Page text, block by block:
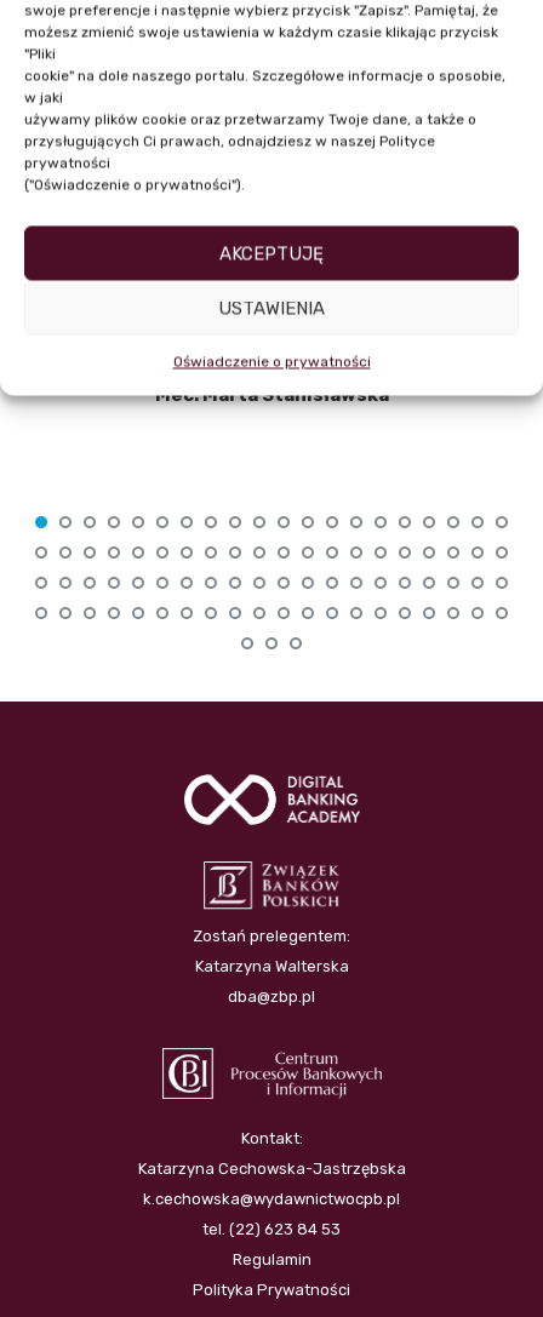
swoje preferencje i następnie wybierz przycisk "Zapisz". Pamiętaj, że
możesz zmienić swoje ustawienia w każdym czasie klikając przycisk
"Pliki
cookie" na dole naszego portalu. Szczegółowe informacje o sposobie,
w jaki
używamy plików cookie oraz przetwarzamy Twoje dane, a także o
przysługujących Ci prawach, odnajdziesz w naszej Polityce
prywatności
("Oświadczenie o prywatności").
AKCEPTUJĘ
USTAWIENIA
Oświadczenie o prywatności
NASI PRELEGENCI
Mec. Marta Stanisławska
Zostań prelegentem:
Katarzyna Walterska
dba@zbp.pl
Kontakt:
Katarzyna Cechowska-Jastrzębska
k.cechowska@wydawnictwocpb.pl
tel. (22) 623 84 53
Regulamin
Polityka Prywatności